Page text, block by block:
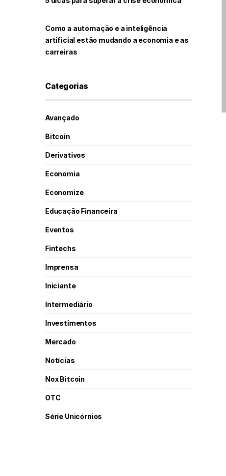
Como a automação e a inteligência
artificial estão mudando a economia e as
carreiras
Categorias
Avançado
Bitcoin
Derivativos
Economia
Economize
Educação Financeira
Eventos
Fintechs
Imprensa
Iniciante
Intermediário
Investimentos
Mercado
Notícias
Nox Bitcoin
OTC
Série Unicórnios